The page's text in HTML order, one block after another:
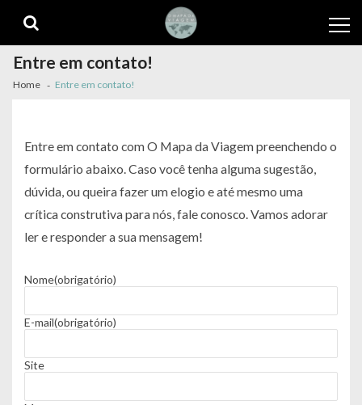
navigation
content
Entre em contato!
Home Entre em contato!
Entre em contato com O Mapa da Viagem preenchendo o
formulário abaixo. Caso você tenha alguma sugestão,
dúvida, ou queira fazer um elogio e até mesmo uma
crítica construtiva para nós, fale conosco. Vamos adorar
ler e responder a sua mensagem!
Nome(obrigatório)
E-mail(obrigatório)
Site